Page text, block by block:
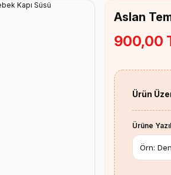
Aslan
900,00
Ürün
Ürüne